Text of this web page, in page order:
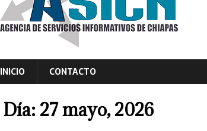
INICIO CONTACTO
Día:27 mayo, 2026